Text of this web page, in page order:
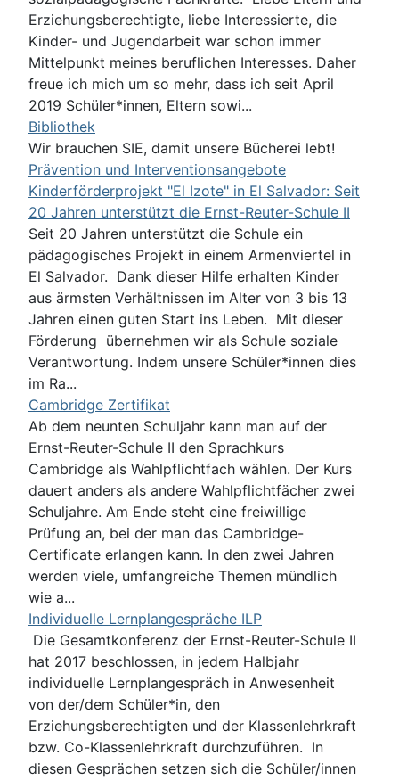
Erziehungsberechtigte, liebe Interessierte, die
Kinder- und Jugendarbeit war schon immer
Mittelpunkt meines beruflichen Interesses. Daher
freue ich mich um so mehr, dass ich seit April
2019 Schüler*innen, Eltern sowi...
Bibliothek
Wir brauchen SIE, damit unsere Bücherei lebt!
Prävention und Interventionsangebote
Kinderförderprojekt "El Izote" in El Salvador: Seit
20 Jahren unterstützt die Ernst-Reuter-Schule II
Seit 20 Jahren unterstützt die Schule ein
pädagogisches Projekt in einem Armenviertel in
El Salvador. Dank dieser Hilfe erhalten Kinder
aus ärmsten Verhältnissen im Alter von 3 bis 13
Jahren einen guten Start ins Leben. Mit dieser
Förderung übernehmen wir als Schule soziale
Verantwortung. Indem unsere Schüler*innen dies
im Ra...
Cambridge Zertifikat
Ab dem neunten Schuljahr kann man auf der
Ernst-Reuter-Schule II den Sprachkurs
Cambridge als Wahlpflichtfach wählen. Der Kurs
dauert anders als andere Wahlpflichtfächer zwei
Schuljahre. Am Ende steht eine freiwillige
Prüfung an, bei der man das Cambridge-
Certificate erlangen kann. In den zwei Jahren
werden viele, umfangreiche Themen mündlich
wie a...
Individuelle Lernplangespräche ILP
Die Gesamtkonferenz der Ernst-Reuter-Schule II
hat 2017 beschlossen, in jedem Halbjahr
individuelle Lernplangespräch in Anwesenheit
von der/dem Schüler*in, den
Erziehungsberechtigten und der Klassenlehrkraft
bzw. Co-Klassenlehrkraft durchzuführen. In
diesen Gesprächen setzen sich die Schüler/innen